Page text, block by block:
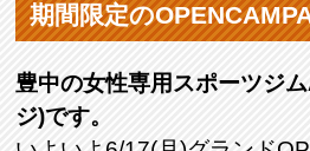
期間限定の
豊中の女性専用スポーツジ
ジ)です。